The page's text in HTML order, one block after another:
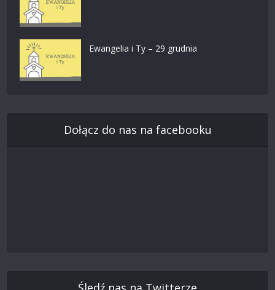
Ewangelia i Ty – 29 grudnia
Dołącz do nas na facebooku